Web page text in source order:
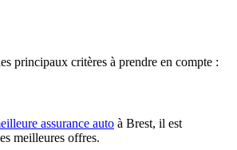
principaux critères à prendre en compte :
assurance auto à Brest, il est
meilleures offres.